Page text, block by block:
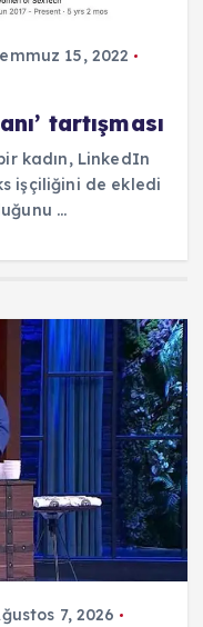
15, 2022
tartışması
kadın, LinkedIn
işçiliğini de ekledi
…
7, 2026